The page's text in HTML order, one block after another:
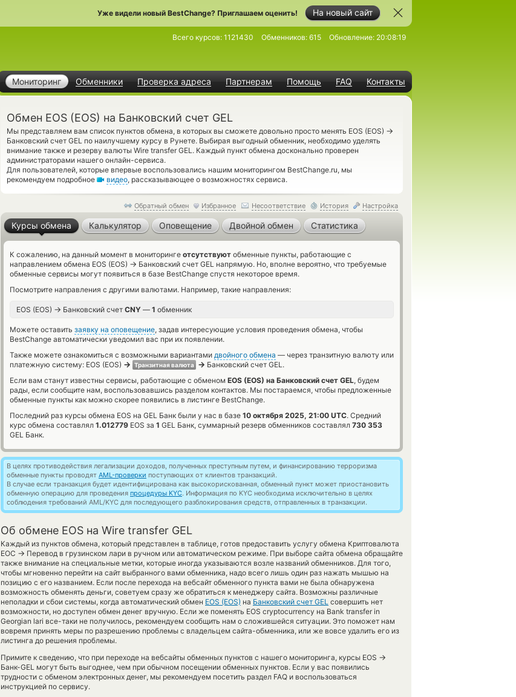
На новый сайт
Уже видели новый BestChange? Приглашаем оценить!
Мониторинг Обменники Проверка адреса Партнерам Помощь FAQ Контакты
Всего курсов: 1121430 Обменников: 615 Обновление: 20:08:19
Обмен EOS (EOS) на Банковский счет GEL
Мы представляем вам список пунктов обмена, в которых вы сможете довольно просто менять EOS (EOS) →
Банковский счет GEL по наилучшему курсу в Рунете. Выбирая выгодный обменник, необходимо уделять
внимание также и резерву валюты Wire transfer GEL. Каждый пункт обмена досконально проверен
администраторами нашего онлайн-сервиса.
Для пользователей, которые впервые воспользовались нашим мониторингом BestChange.ru, мы
рекомендуем подробное
видео, рассказывающее о возможностях сервиса.
Обратный обмен Избранное Несоответствие История Настройка
Курсы обмена Калькулятор Оповещение Двойной обмен Статистика
К сожалению, на данный момент в мониторинге отсутствуют обменные пункты, работающие с
направлением обмена EOS (EOS) → Банковский счет GEL напрямую. Но, вполне вероятно, что требуемые
обменные сервисы могут появиться в базе BestChange спустя некоторое время.
Посмотрите направления с другими валютами. Например, такие направления:
EOS (EOS) → Банковский счет CNY — 1 обменник
Можете оставить заявку на оповещение, задав интересующие условия проведения обмена, чтобы
BestChange автоматически уведомил вас при их появлении.
Также можете ознакомиться с возможными вариантами двойного обмена — через транзитную валюту или
платежную систему: EOS (EOS) → Транзитная валюта → Банковский счет GEL.
Если вам станут известны сервисы, работающие с обменом EOS (EOS) на Банковский счет GEL, будем
рады, если сообщите нам, воспользовавшись разделом контактов. Мы постараемся, чтобы предложенные
обменные пункты как можно скорее появились в листинге BestChange.
Последний раз курсы обмена EOS на GEL Банк были у нас в базе 10 октября 2025, 21:00 UTC. Средний
курс обмена составлял 1.012779 EOS за 1 GEL Банк, суммарный резерв обменников составлял 730 353
GEL Банк.
В целях противодействия легализации доходов, полученных преступным путем, и финансированию терроризма
обменные пункты проводят AML-проверки поступающих от клиентов транзакций.
В случае если транзакция будет идентифицирована как высокорискованная, обменный пункт может приостановить
обменную операцию для проведения процедуры KYC. Информация по KYC необходима исключительно в целях
соблюдения требований AML/KYC для последующего разблокирования средств, отправленных в транзакции.
Об обмене EOS на Wire transfer GEL
Каждый из пунктов обмена, который представлен в таблице, готов предоставить услугу обмена Криптовалюта
ЕОС → Перевод в грузинском лари в ручном или автоматическом режиме. При выборе сайта обмена обращайте
также внимание на специальные метки, которые иногда указываются возле названий обменников. Для того,
чтобы мгновенно перейти на сайт выбранного вами обменника, надо всего лишь один раз нажать мышью на
позицию с его названием. Если после перехода на вебсайт обменного пункта вами не была обнаружена
возможность обменять деньги, советуем сразу же обратиться к менеджеру сайта. Возможны различные
неполадки и сбои системы, когда автоматический обмен EOS (EOS) на Банковский счет GEL совершить нет
возможности, но доступен обмен денег вручную. Если же поменять EOS cryptocurrency на Bank transfer in
Georgian lari все-таки не получилось, рекомендуем сообщить нам о сложившейся ситуации. Это поможет нам
вовремя принять меры по разрешению проблемы с владельцем сайта-обменника, или же вовсе удалить его из
листинга до решения проблемы.
Примите к сведению, что при переходе на вебсайты обменных пунктов с нашего мониторинга, курсы EOS →
Банк-GEL могут быть выгоднее, чем при обычном посещении обменных пунктов. Если у вас появились
трудности с обменом электронных денег, мы рекомендуем посетить раздел FAQ и воспользоваться
инструкцией по сервису.